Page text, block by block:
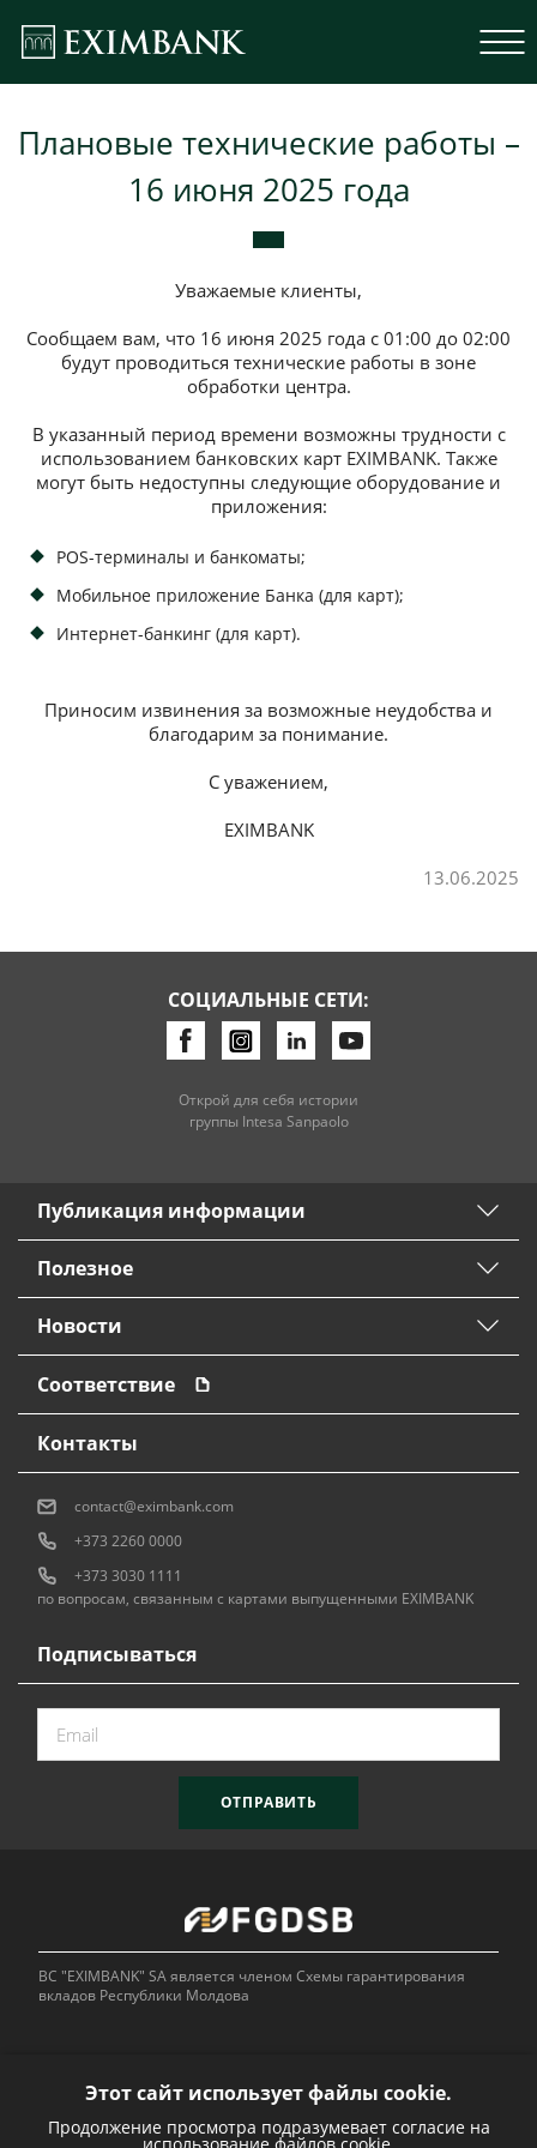
Потребительские кредиты
Ипотечные кредиты
Плановые технические работы –
16 июня 2025 года
Уважаемые клиенты,
Сообщаем вам, что 16 июня 2025 года с 01:00 до 02:00
будут проводиться технические работы в зоне
обработки центра.
В указанный период времени возможны трудности с
использованием банковских карт EXIMBANK. Также
могут быть недоступны следующие оборудование и
приложения:
POS-терминалы и банкоматы;
Мобильное приложение Банка (для карт);
Интернет-банкинг (для карт).
Приносим извинения за возможные неудобства и
благодарим за понимание.
С уважением,
EXIMBANK
13.06.2025
СОЦИАЛЬНЫЕ СЕТИ:
Открой для себя истории
группы Intesa Sanpaolo
Публикация информации
Полезное
Новости
Соответствие
Подписываться
ОТПРАВИТЬ
Контакты
contact@eximbank.com
+373 2260 0000
+373 3030 1111
по вопросам, связанным с картами выпущенными EXIMBANK
BC "EXIMBANK" SA является членом Схемы гарантирования
вкладов Республики Молдова
Bank of
Этот сайт использует файлы cookie.
Продолжение просмотра подразумевает согласие на